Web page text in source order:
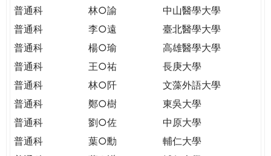
TODAY
THE
WORLD
TOMORROW
PUTTING
YOU
THE
PATH
普通科
林○諭
中山醫學大學
普通科
李○遠
臺北醫學大學
普通科
楊○瑜
高雄醫學大學
普通科
王○祐
長庚大學
普通科
林○阡
文藻外語大學
普通科
鄭○樹
東吳大學
普通科
劉○佐
中原大學
普通科
葉○勳
輔仁大學